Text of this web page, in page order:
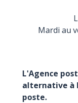
Mardi au
L'Agence
alternative à
poste.